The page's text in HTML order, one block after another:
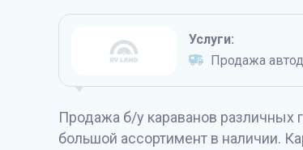
Услуги:
Продажа
Продажа б/у караванов различных
большой ассортимент в наличии.